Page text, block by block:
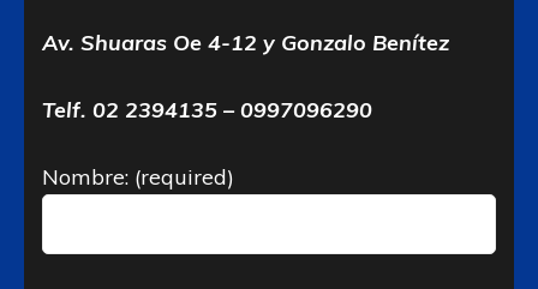
Av. Shuaras Oe 4-12 y Gonzalo Benítez
Telf. 02 2394135 – 0997096290
Nombre: (required)